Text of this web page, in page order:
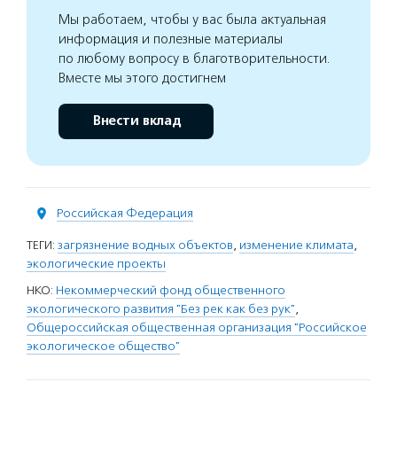
Мы работаем, чтобы у вас была актуальная
информация и полезные материалы
по любому вопросу в благотворительности.
Вместе мы этого достигнем
Внести вклад
Российская Федерация
ТЕГИ: загрязнение водных объектов, изменение климата,
экологические проекты
НКО: Некоммерческий фонд общественного
экологического развития "Без рек как без рук",
Общероссийская общественная организация "Российское
экологическое общество"